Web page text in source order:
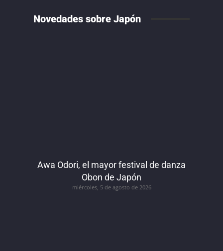
Novedades sobre Japón
Awa Odori, el mayor festival de danza
Obon de Japón
miércoles, 5 de agosto de 2026